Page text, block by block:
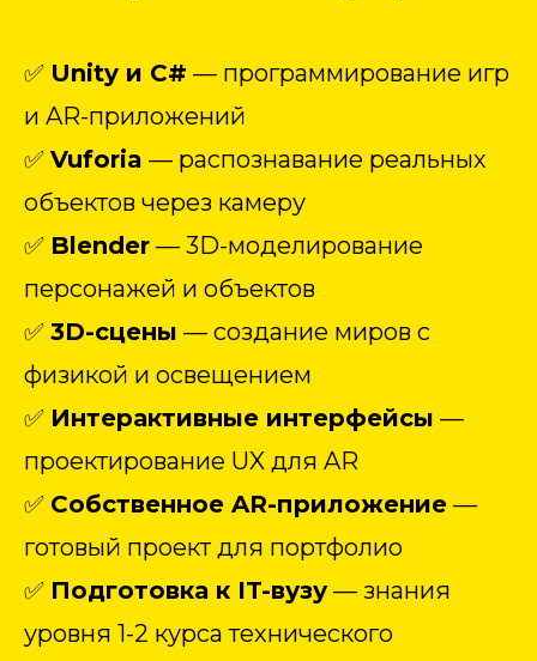
✅ Unity и C# — программирование игр
и AR-приложений
✅ Vuforia — распознавание реальных
объектов через камеру
✅ Blender — 3D-моделирование
персонажей и объектов
✅ 3D-сцены — создание миров с
физикой и освещением
✅ Интерактивные интерфейсы —
проектирование UX для AR
✅ Собственное AR-приложение —
готовый проект для портфолио
✅ Подготовка к IT-вузу — знания
уровня 1-2 курса технического